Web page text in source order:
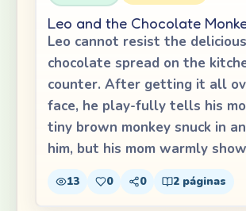
Leo and the Chocolate
Leo cannot resist the delicious
chocolate spread on the
counter. After getting it all
face, he play-fully tells his
tiny brown monkey snuck in
him, but his mom warmly
13 0 0 2 páginas